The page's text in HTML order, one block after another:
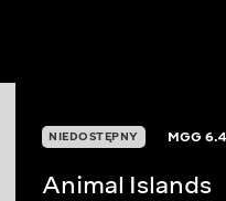
NIEDOSTĘPNY MGG6.4
Animal Islands